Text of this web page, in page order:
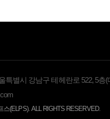
특별시 강남구 테헤란로 522, 5층
(ELPS). ALL RIGHTS RESERVED.